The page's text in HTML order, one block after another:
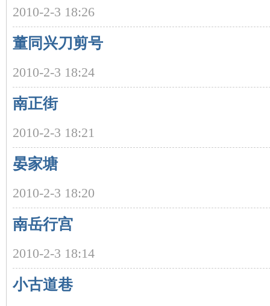
2010-2-3 18:26
董同兴刀剪号
2010-2-3 18:24
南正街
2010-2-3 18:21
晏家塘
2010-2-3 18:20
南岳行宫
2010-2-3 18:14
小古道巷